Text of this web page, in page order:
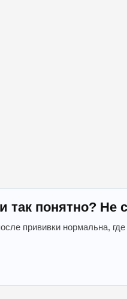
так понятно? Не
прививки нормальна,